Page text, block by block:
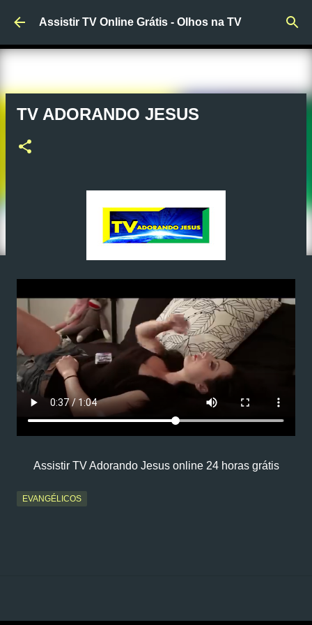
Pular para o conteúdo principal
Assistir TV Online Grátis - Olhos na TV
TV ADORANDO JESUS
Assistir TV Adorando Jesus online 24 horas grátis
EVANGÉLICOS